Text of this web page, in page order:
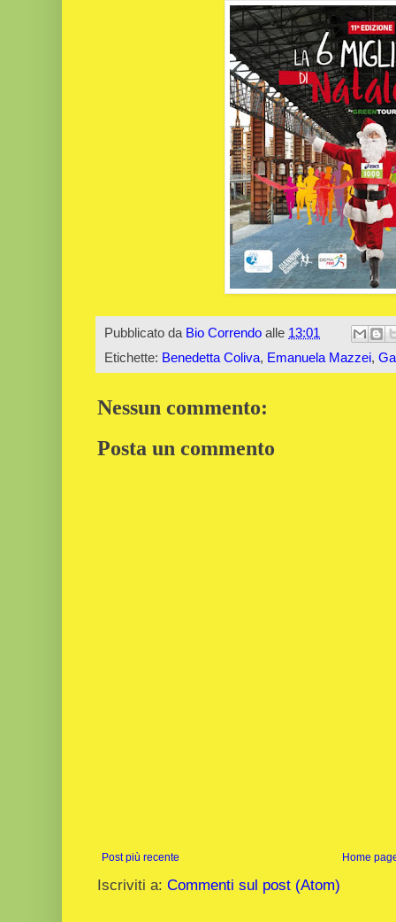
Pubblicato da Bio Correndo alle 13:01
Etichette: Benedetta Coliva, Emanuela Mazzei,
Nessun commento:
Posta un commento
Post più recente Home
Iscriviti a: Commenti sul post (Atom)